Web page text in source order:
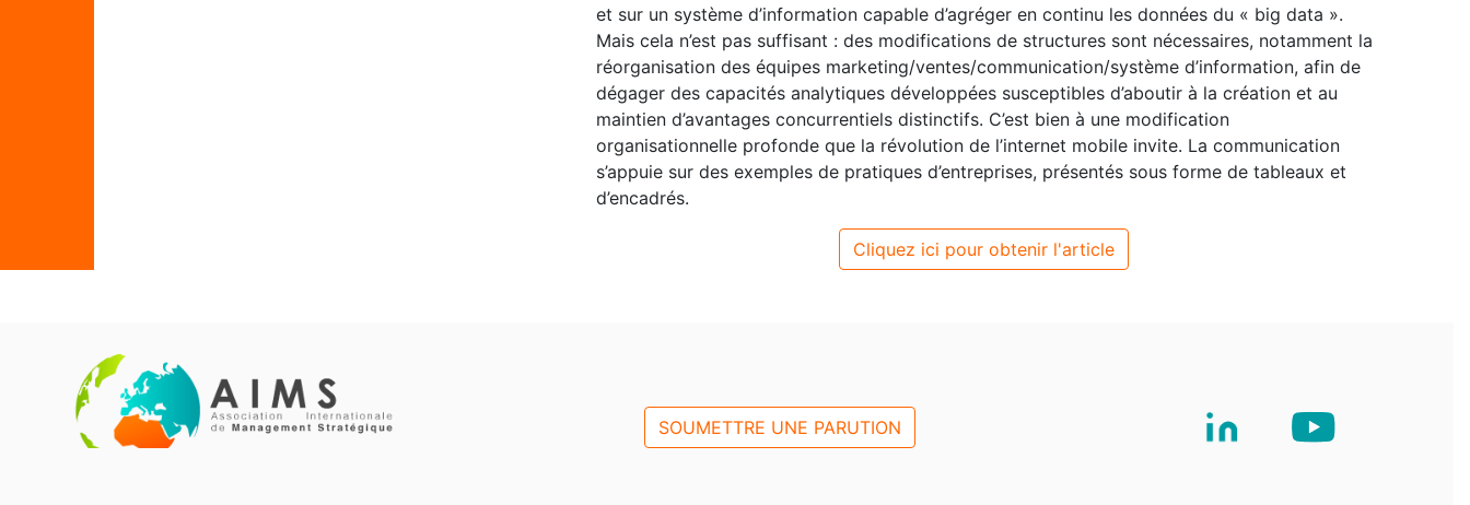
et sur un système d’information capable d’agréger en continu les données du « big data ».
Mais cela n’est pas suffisant : des modifications de structures sont nécessaires, notamment la
réorganisation des équipes marketing/ventes/communication/système d’information, afin de
dégager des capacités analytiques développées susceptibles d’aboutir à la création et au
maintien d’avantages concurrentiels distinctifs. C’est bien à une modification
organisationnelle profonde que la révolution de l’internet mobile invite. La communication
s’appuie sur des exemples de pratiques d’entreprises, présentés sous forme de tableaux et
d’encadrés.
Cliquez ici pour obtenir l'article
SOUMETTRE UNE PARUTION